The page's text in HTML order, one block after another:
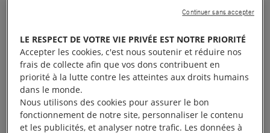
« Ils étaient trois sur
moi »
Il est 13 heures lorsque le couple arrive place de la
République, au cœur de Rennes. Un nuage de gaz
lacrymogènes surplombe les lieux, Laura et Jean-
LE RESPECT DE VOTRE VIE PRIVÉE EST NOTRE PRIORITÉ
Accepter les cookies, c'est nous soutenir et réduire nos
frais de collecte afin que vos dons contribuent en
priorité à la lutte contre les atteintes aux droits humains
dans le monde.
Nous utilisons des cookies pour assurer le bon
fonctionnement de notre site, personnaliser le contenu
et les publicités, et analyser notre trafic. Les données à
Continuer sans accepter